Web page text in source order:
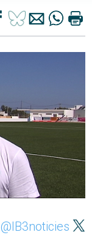
@IB3noticies